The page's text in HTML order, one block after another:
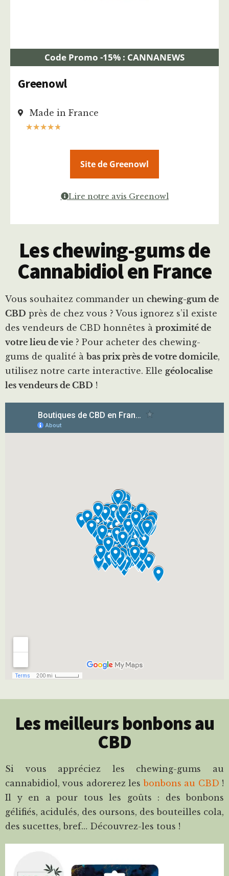
Code Promo -15% : CANNANEWS
Greenowl
Made in France
★★★★★
Site de Greenowl
Lire notre avis Greenowl
Les chewing-gums de
Cannabidiol en France
Vous souhaitez commander un chewing-gum de
CBD près de chez vous ? Vous ignorez s’il existe
des vendeurs de CBD honnêtes à proximité de
votre lieu de vie ? Pour acheter des chewing-
gums de qualité à bas prix près de votre domicile,
utilisez notre carte interactive. Elle géolocalise
les vendeurs de CBD !
Les meilleurs bonbons au
CBD
Si vous appréciez les chewing-gums au
cannabidiol, vous adorerez lesbonbons au CBD !
Il y en a pour tous les goûts : des bonbons
gélifiés, acidulés, des oursons, des bouteilles cola,
des sucettes, bref… Découvrez-les tous !